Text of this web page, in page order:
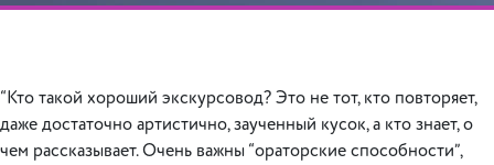
“Кто такой хороший экскурсовод? Это не тот, кто повторяет,
даже достаточно артистично, заученный кусок, а кто знает, о
чем рассказывает. Очень важны “ораторские способности”,